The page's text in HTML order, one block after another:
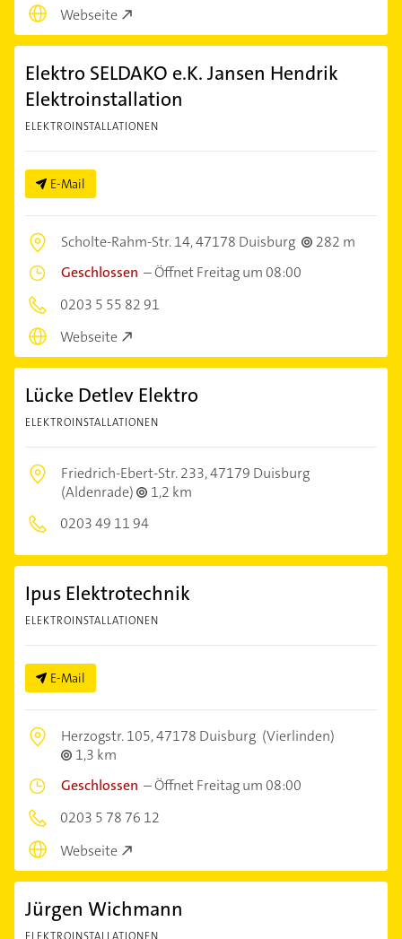
Webseite
Elektro SELDAKO e.K. Jansen Hendrik
Elektroinstallation
ELEKTROINSTALLATIONEN
E-Mail
Scholte-Rahm-Str. 14,47178 Duisburg
282 m
Geschlossen –Öffnet Freitag um 08:00
0203 5 55 82 91
Webseite
Lücke Detlev Elektro
ELEKTROINSTALLATIONEN
Friedrich-Ebert-Str. 233,47179 Duisburg
(Aldenrade)
1,2 km
0203 49 11 94
Ipus Elektrotechnik
ELEKTROINSTALLATIONEN
E-Mail
Herzogstr. 105,47178 Duisburg (Vierlinden)
1,3 km
Geschlossen –Öffnet Freitag um 08:00
0203 5 78 76 12
Webseite
Jürgen Wichmann
ELEKTROINSTALLATIONEN